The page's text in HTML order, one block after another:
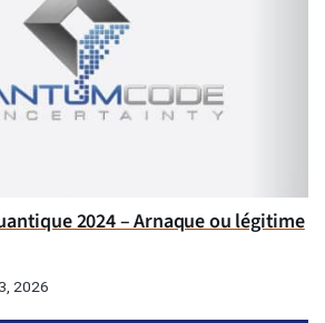
2024 – Arnaque ou légitime
2026